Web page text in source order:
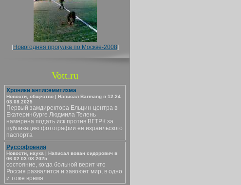
[Новогодняя прогулка по Москве-2008]
Vott.ru
Хроники антисемитизма
Новости, общество | Написал Barmang в 12:24
03.08.2025
Первый замдиректора Ельцин-центра в
Екатеринбурге Людмила Телень
намерена подать иск против ВГТРК за
публикацию фотографии ее израильского
паспорта
Руссофрения
Новости, наука | Написал вован сидорович в
06:02 03.08.2025
состояние, когда больной верит что
Россия развалится и завоюет мир, в одно
и тоже время